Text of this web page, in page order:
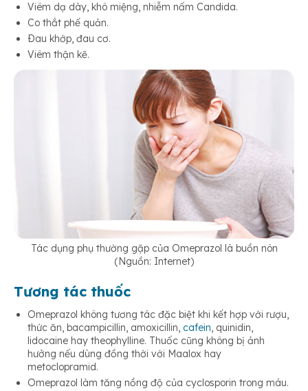
Viêm dạ dày, khô miệng, nhiễm nấm Candida.
Co thắt phế quản.
Ðau khớp, đau cơ.
Viêm thận kẽ.
Tác dụng phụ thường gặp của Omeprazol là buồn nôn
(Nguồn: Internet)
Tương tác thuốc
Omeprazol không tương tác đặc biệt khi kết hợp với rượu,
thức ăn, bacampicillin, amoxicillin, cafein, quinidin,
lidocaine hay theophylline. Thuốc cũng không bị ảnh
hưởng nếu dùng đồng thời với Maalox hay
metoclopramid.
Omeprazol làm tăng nồng độ của cyclosporin trong máu.